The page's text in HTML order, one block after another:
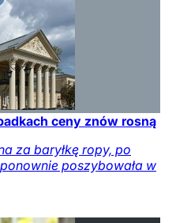
ceny znów rosną
za baryłkę ropy, po
poszybowała w